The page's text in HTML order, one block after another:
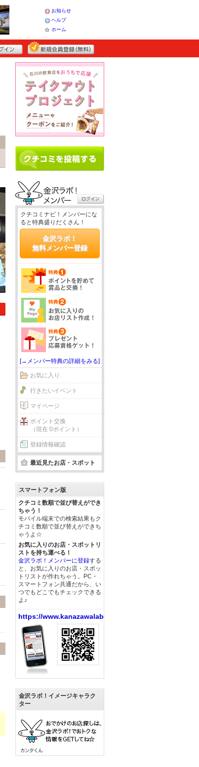
お知らせ
ヘルプ
ホーム
クチコミナビ！メンバーにな
ると特典盛りだくさん！
金沢ラボ！
無料メンバー登録
[→メンバー特典の詳細をみる]
お気に入り
行きたいイベント
マイページ
ポイント交換
（現在 0ポイント）
登録情報確認
最近見たお店・スポット
スマートフォン版
クチコミ数順で並び替えができ
ちゃう！
モバイル端末での検索結果もク
チコミ数順で並び替えができち
ゃうよ☆
お気に入りのお店・スポットリ
ストを持ち運べる！
金沢ラボ！メンバーに登録する
と、お気に入りのお店・スポッ
トリストが作れちゃう。PC・
スマートフォン共通だから、い
つでもどこでもチェックできる
よ♪
https://www.kanazawalabo.net/
金沢ラボ！イメージキャラク
ター